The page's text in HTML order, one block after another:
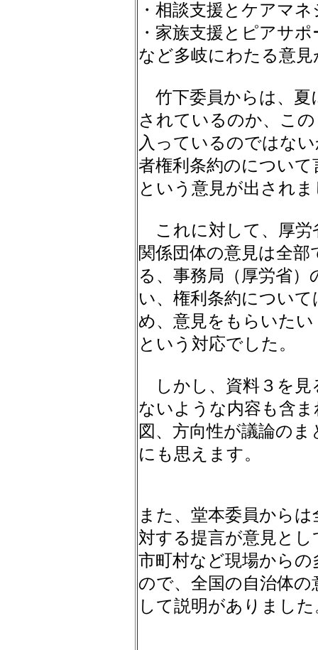
・相談支援とケアマ
・家族支援とピアサ
など多岐にわたる意
竹下委員からは、夏
されているのか、こ
入っているのではな
者権利条約のについ
という意見が出され
これに対して、厚労
関係団体の意見は全
る、事務局（厚労省
い、権利条約につい
め、意見をもらいたい
という対応でした。
しかし、資料３を見
ないような内容も含
図、方向性が議論の
にも思えます。
また、堂本委員から
対する提言が意見と
市町村など現場から
ので、全国の自治体
して説明がありました